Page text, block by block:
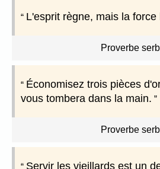
L'esprit règne, mais la force
Proverbe
Économisez trois pièces
vous tombera dans la main.
Proverbe
Servir les vieillards est un